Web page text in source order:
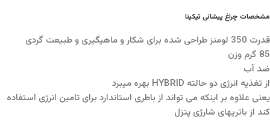
مشخصات چراغ پیشانی تیکینا
قدرت 350 لومنز طراحی شده برای شکار و ماهیگیری و طبیعت گردی
85 گرم وزن
ضد آب
از تغذیه انرژی دو حالته HYBRID بهره میبرد
یعنی علاوه بر اینکه می تواند از باطری استاندارد برای تامین انرژی استفاده
کند از باتریهای شارژی پتزل